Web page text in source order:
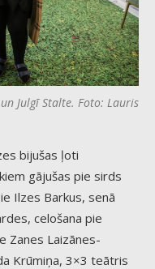
Julgī Stalte. Foto: Lauris
bijušas ļoti
gājušas pie sirds
Ilzes Barkus, senā
celošana pie
Zanes Laizānes-
Krūmiņa, 3×3 teātris